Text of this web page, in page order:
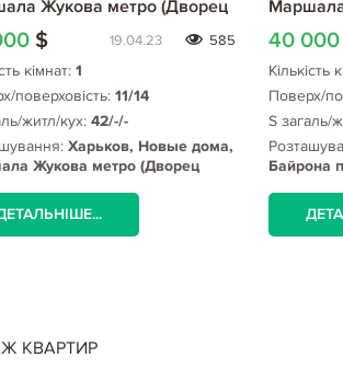
Жукова метро (Дворец
Код: 799315/1
$ 19.04.23 585
кімнат: 1
поверховість: 11/14
житл/кух: 42/-/-
Харьков, Новые дома,
Жукова метро (Дворец
спорта),
40 000
Кількість
Поверх/
S загаль/
Байрона
спорта)
КВАРТИР